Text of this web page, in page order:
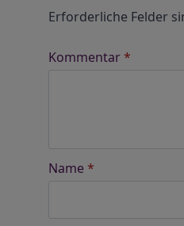
Erforderliche Felder
Kommentar*
Name *